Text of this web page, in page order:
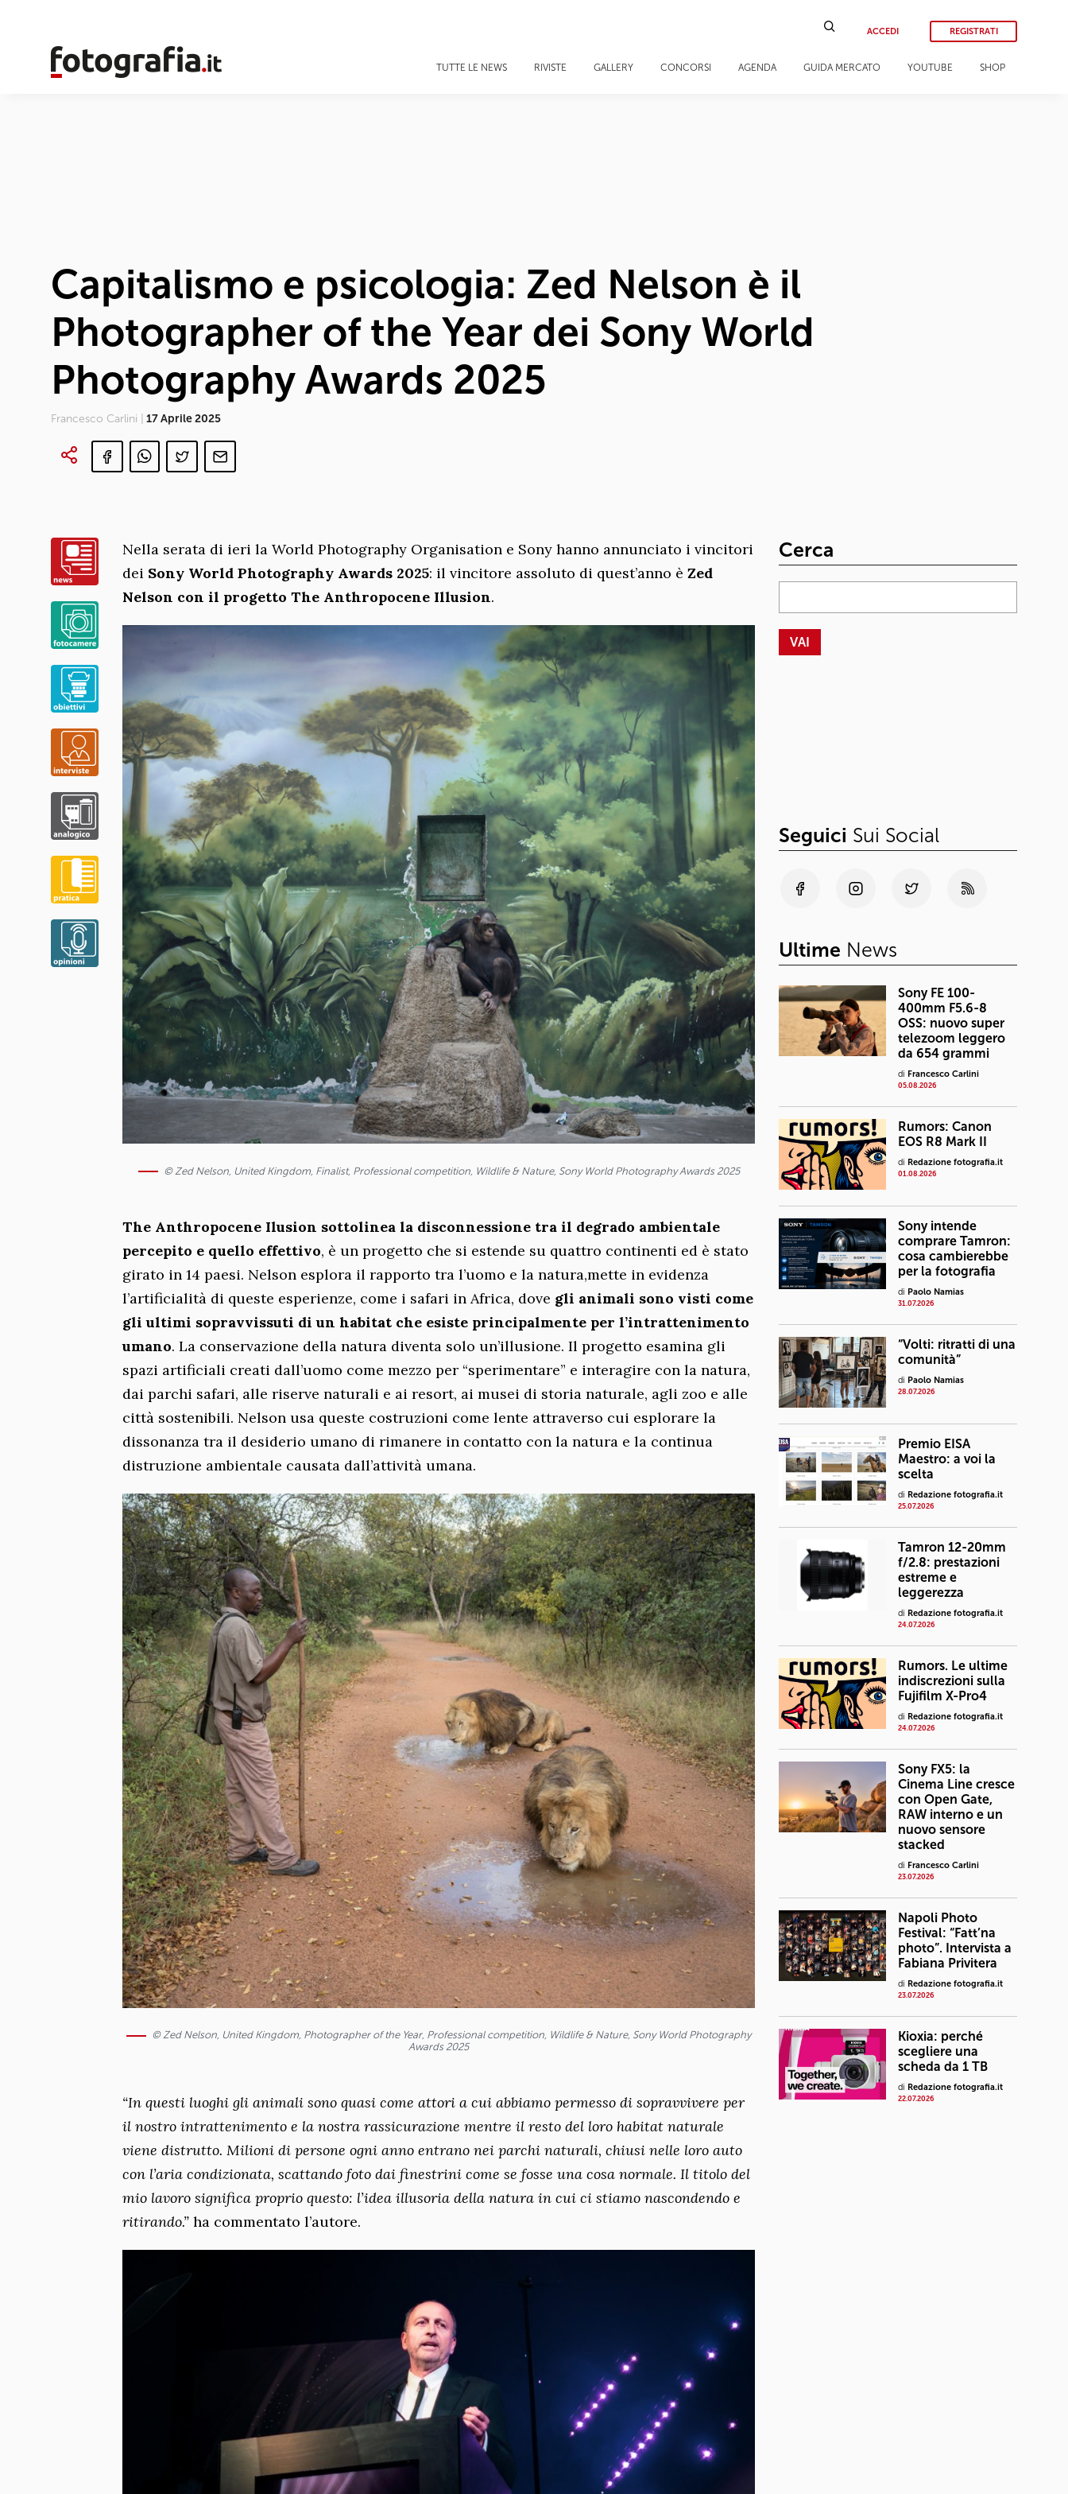
ACCEDI REGISTRATI
TUTTE LE NEWS RIVISTE GALLERY CONCORSI AGENDA GUIDA MERCATO YOUTUBE SHOP
Capitalismo e psicologia: Zed Nelson è il
Photographer of the Year dei Sony World
Photography Awards 2025
Francesco Carlini | 17 Aprile 2025
Nella serata di ieri la World Photography Organisation e Sony hanno annunciato i vincitori
dei Sony World Photography Awards 2025: il vincitore assoluto di quest’anno è Zed
Nelson con il progetto The Anthropocene Illusion.
© Zed Nelson, United Kingdom, Finalist, Professional competition, Wildlife & Nature, Sony World Photography Awards 2025
The Anthropocene Ilusion sottolinea la disconnessione tra il degrado ambientale
percepito e quello effettivo, è un progetto che si estende su quattro continenti ed è stato
girato in 14 paesi. Nelson esplora il rapporto tra l’uomo e la natura,mette in evidenza
l’artificialità di queste esperienze, come i safari in Africa, dove gli animali sono visti come
gli ultimi sopravvissuti di un habitat che esiste principalmente per l’intrattenimento
umano. La conservazione della natura diventa solo un’illusione. Il progetto esamina gli
spazi artificiali creati dall’uomo come mezzo per “sperimentare” e interagire con la natura,
dai parchi safari, alle riserve naturali e ai resort, ai musei di storia naturale, agli zoo e alle
città sostenibili. Nelson usa queste costruzioni come lente attraverso cui esplorare la
dissonanza tra il desiderio umano di rimanere in contatto con la natura e la continua
distruzione ambientale causata dall’attività umana.
© Zed Nelson, United Kingdom, Photographer of the Year, Professional competition, Wildlife & Nature, Sony World Photography
Awards 2025
“In questi luoghi gli animali sono quasi come attori a cui abbiamo permesso di sopravvivere per
il nostro intrattenimento e la nostra rassicurazione mentre il resto del loro habitat naturale
viene distrutto. Milioni di persone ogni anno entrano nei parchi naturali, chiusi nelle loro auto
con l’aria condizionata, scattando foto dai finestrini come se fosse una cosa normale. Il titolo del
mio lavoro significa proprio questo: l’idea illusoria della natura in cui ci stiamo nascondendo e
ritirando.” ha commentato l’autore.
Cerca
Seguici Sui Social
Ultime News
Sony FE 100-
400mm F5.6-8
OSS: nuovo super
telezoom leggero
da 654 grammi
di Francesco Carlini
05.08.2026
Rumors: Canon
EOS R8 Mark II
di Redazione fotografia.it
01.08.2026
Sony intende
comprare Tamron:
cosa cambierebbe
per la fotografia
di Paolo Namias
31.07.2026
“Volti: ritratti di una
comunità”
di Paolo Namias
28.07.2026
Premio EISA
Maestro: a voi la
scelta
di Redazione fotografia.it
25.07.2026
Tamron 12-20mm
f/2.8: prestazioni
estreme e
leggerezza
di Redazione fotografia.it
24.07.2026
Rumors. Le ultime
indiscrezioni sulla
Fujifilm X-Pro4
di Redazione fotografia.it
24.07.2026
Sony FX5: la
Cinema Line cresce
con Open Gate,
RAW interno e un
nuovo sensore
stacked
di Francesco Carlini
23.07.2026
Napoli Photo
Festival: “Fatt’na
photo”. Intervista a
Fabiana Privitera
di Redazione fotografia.it
23.07.2026
Kioxia: perché
scegliere una
scheda da 1 TB
di Redazione fotografia.it
22.07.2026